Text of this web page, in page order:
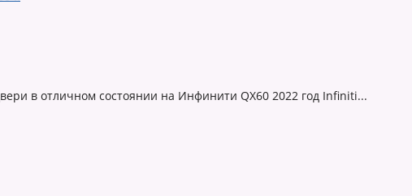
в отличном состоянии на Инфинити QX60 2022 год Infiniti...